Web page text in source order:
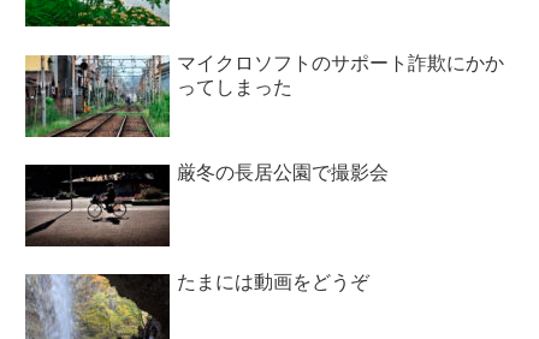
マイクロソフトのサポート詐欺にかか
ってしまった
厳冬の長居公園で撮影会
たまには動画をどうぞ